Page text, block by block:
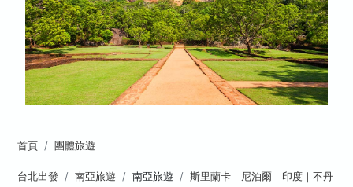
首頁 團體旅遊
台北出發 南亞旅遊 南亞旅遊
斯里蘭卡｜尼泊爾｜印度｜不丹